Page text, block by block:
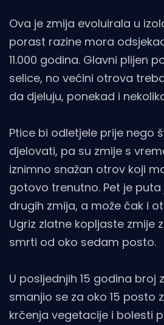
Ova je zmija evoluirala u
porast razine mora
11.000 godina. Glavni plijen
selice, no većini otrova
da djeluju, ponekad i
Ptice bi odletjele prije nego
djelovati, pa su zmije s
iznimno snažan otrov koji
gotovo trenutno. Pet je
drugih zmija, a može čak i
Ugriz zlatne kopljaste zmije
smrti od oko sedam posto.
U posljednjih 15 godina broj
smanjio se za oko 15 posto
krčenja vegetacije i bolesti